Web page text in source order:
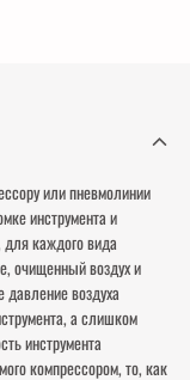
или пневмолинии
инструмента и
каждого вида
очищенный воздух и
воздуха
а слишком
инструмента
компрессором, то, как